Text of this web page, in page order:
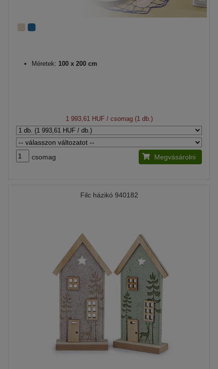
Méretek: 100 x 200 cm
1 993,61 HUF/ csomag (1 db.)
csomag Megvásárolni
Filc házikó 940182